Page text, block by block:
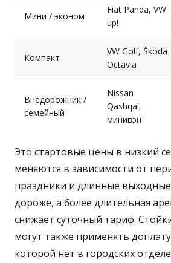
Мини / эконом
Fiat Panda, VW
up!
Компакт
VW Golf, Škoda
Octavia
Внедорожник /
семейный
Nissan
Qashqai,
минивэн
Это стартовые цены в низкий
меняются в зависимости от
праздники и длинные
дороже, а более длительная
снижает суточный тариф.
могут также применять
которой нет в городских